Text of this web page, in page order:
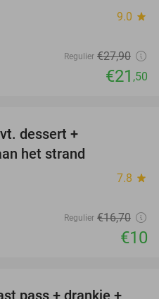
9.0 star
Regulier €27,90
€21 ,50
dessert +
het strand
7.8 star
Regulier €16,70
€10
pass + drankje +